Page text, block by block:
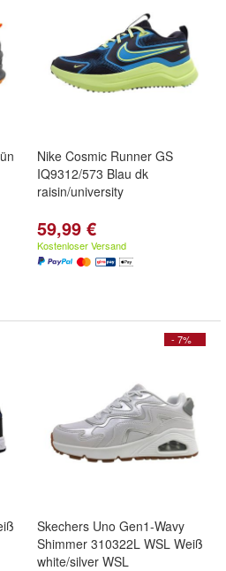
Nike Cosmic Runner GS
IQ9312/573 Blau dk
raisin/university
59,99 €
Kostenloser Versand
- 7%
Skechers Uno Gen1-Wavy
Shimmer 310322L WSL Weiß
white/silver WSL